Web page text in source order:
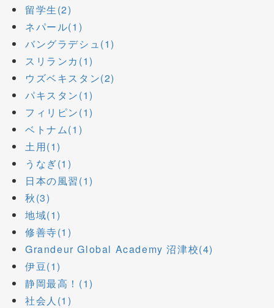
留学生(2)
ネパール(1)
バングラデシュ(1)
スリランカ(1)
ウズベキスタン(2)
パキスタン(1)
フィリピン(1)
ベトナム(1)
土用(1)
うなぎ(1)
日本の風習(1)
秋(3)
地域(1)
修善寺(1)
Grandeur Global Academy 沼津校(4)
伊豆(1)
静岡最高！(1)
社会人(1)